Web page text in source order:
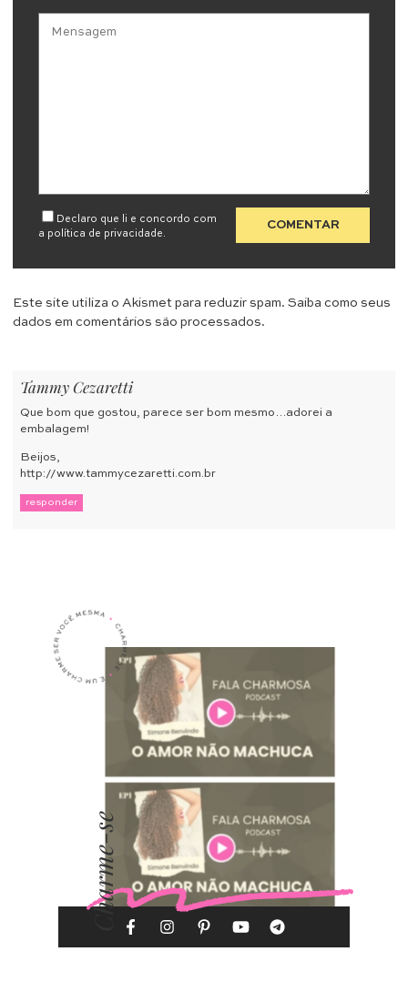
Declaro que li e concordo com
a política de privacidade.
Este site utiliza o Akismet para reduzir spam. Saiba como seus
dados em comentários são processados.
Tammy Cezaretti
Que bom que gostou, parece ser bom mesmo…adorei a
embalagem!
Beijos,
http://www.tammycezaretti.com.br
responder
Charme-se